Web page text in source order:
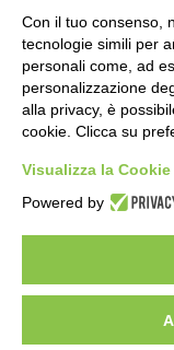
Gestione
Amministrazione
Pagina
Sezione Copyright
Copyright 2026 |
Parma S.p.A. |
Con il tuo consenso,
tecnologie simili per
personali come, ad
personalizzazione
alla privacy, è
cookie. Clicca su
Visualizza la
Powered by